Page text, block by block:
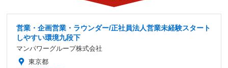
営業・企画営業・ラウンダー/正社員法人営業未経験スタート
しやすい環境九段下
マンパワーグループ株式会社
東京都